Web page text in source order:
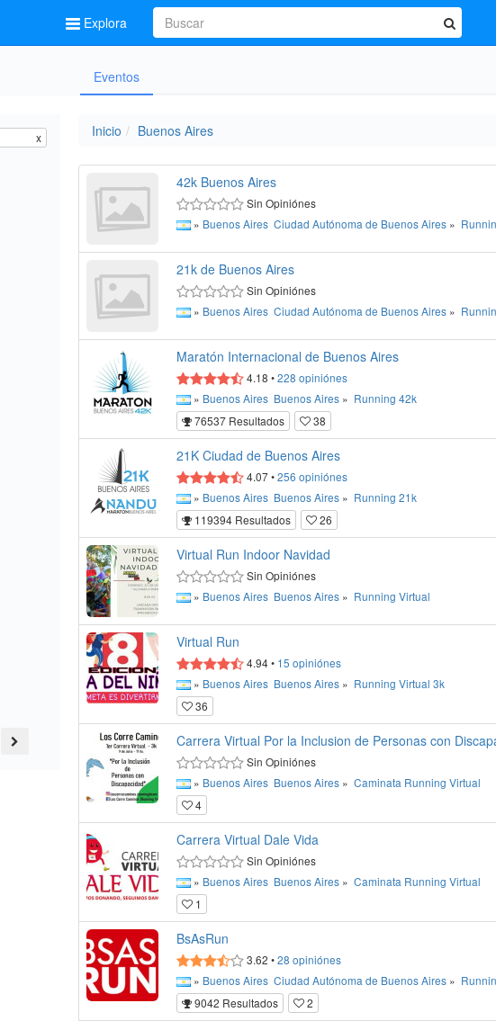
Explora
Eventos
x Inicio Buenos Aires
42k Buenos Aires
Sin Opiniónes
» Buenos Aires Ciudad Autónoma de Buenos Aires»
21k de Buenos Aires
Sin Opiniónes
» Buenos Aires Ciudad Autónoma de Buenos Aires»
Maratón Internacional de Buenos Aires
4.18 •228 opiniónes
» Buenos Aires Buenos Aires» Running 42k
76537 Resultados
38
21K Ciudad de Buenos Aires
4.07•256 opiniónes
» Buenos Aires Buenos Aires» Running 21k
119394 Resultados
26
Virtual Run Indoor Navidad
Sin Opiniónes
» Buenos Aires Buenos Aires» Running Virtual
Virtual Run
4.94• 15 opiniónes
» Buenos Aires Buenos Aires» Running Virtual 3k
36
Carrera Virtual Por la Inclusion de Personas con
Sin Opiniónes
» Buenos Aires Buenos Aires» Caminata Running Virtual
4
Carrera Virtual Dale Vida
Sin Opiniónes
» Buenos Aires Buenos Aires» Caminata Running Virtual
1
BsAsRun
3.62 •28 opiniónes
» Buenos Aires Ciudad Autónoma de Buenos Aires»
9042 Resultados
2